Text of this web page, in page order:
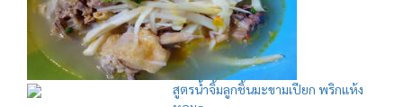
สูตรน้ำจิ้มลูกชิ้นมะขามเปียก พริกแห้ง